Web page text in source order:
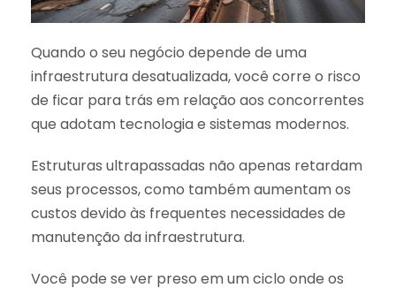
Quando o seu negócio depende de uma
infraestrutura desatualizada, você corre o risco
de ficar para trás em relação aos concorrentes
que adotam tecnologia e sistemas modernos.
Estruturas ultrapassadas não apenas retardam
seus processos, como também aumentam os
custos devido às frequentes necessidades de
manutenção da infraestrutura.
Você pode se ver preso em um ciclo onde os